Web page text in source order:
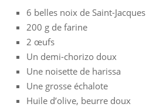
6 belles noix de Saint-Jacques
200 g de farine
2 œufs
Un demi-chorizo doux
Une noisette de harissa
Une grosse échalote
Huile d’olive, beurre doux